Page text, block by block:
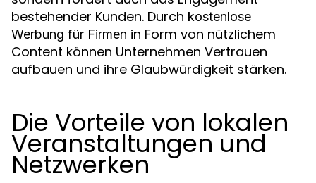
bestehender Kunden. Durch kostenlose
Werbung für Firmen in Form von nützlichem
Content können Unternehmen Vertrauen
aufbauen und ihre Glaubwürdigkeit stärken.
Die Vorteile von lokalen
Veranstaltungen und
Netzwerken